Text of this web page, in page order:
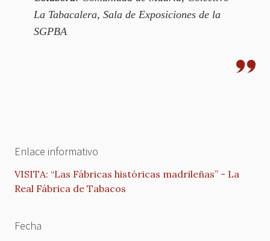
La Tabacalera, Sala de Exposiciones de la
SGPBA
Enlace informativo
VISITA: “Las Fábricas históricas madrileñas” - La
Real Fábrica de Tabacos
Fecha